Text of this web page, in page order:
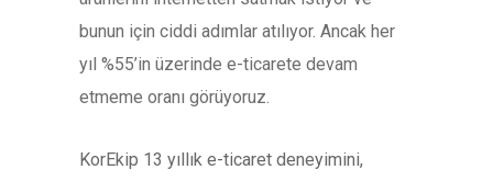
bunun için ciddi adımlar atılıyor. Ancak her
yıl %55’in üzerinde e-ticarete devam
etmeme oranı görüyoruz.
KorEkip 13 yıllık e-ticaret deneyimini,